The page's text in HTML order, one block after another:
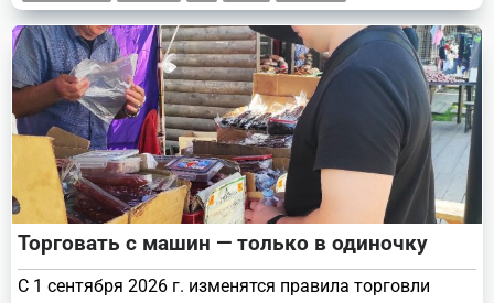
Торговать с машин — только в одиночку
С 1 сентября 2026 г. изменятся правила торговли